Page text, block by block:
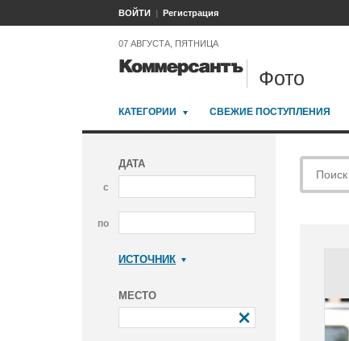
ВОЙТИ Регистрация
07 АВГУСТА, ПЯТНИЦА
Фото
КАТЕГОРИИ СВЕЖИЕ ПОСТУПЛЕНИЯ
ДАТА
с
по
ИСТОЧНИК
МЕСТО